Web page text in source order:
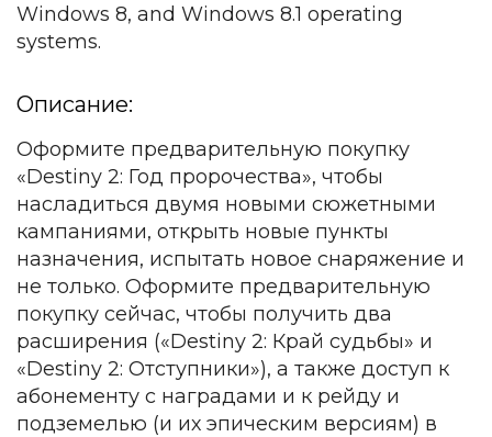
Windows 8, and Windows 8.1 operating
systems.
Описание:
Оформите предварительную покупку
«Destiny 2: Год пророчества», чтобы
насладиться двумя новыми сюжетными
кампаниями, открыть новые пункты
назначения, испытать новое снаряжение и
не только. Оформите предварительную
покупку сейчас, чтобы получить два
расширения («Destiny 2: Край судьбы» и
«Destiny 2: Отступники»), а также доступ к
абонементу с наградами и к рейду и
подземелью (и их эпическим версиям) в